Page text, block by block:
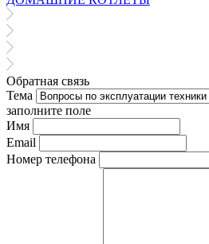
Обратная связь
Тема
заполните поле
Имя
Email
Номер телефона